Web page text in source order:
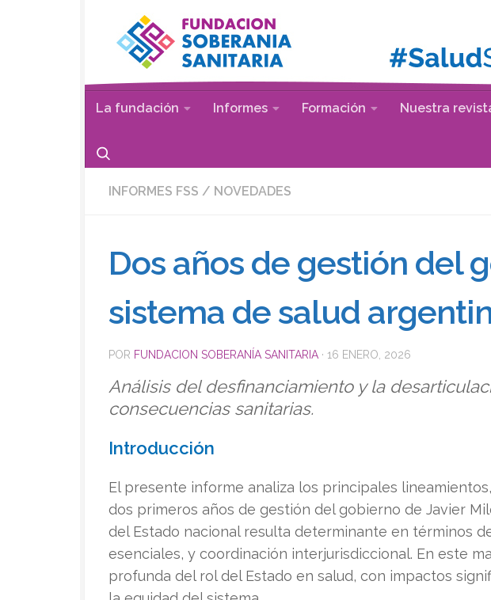
Saltar al contenido
La fundación Informes Formación Nuestra
INFORMES FSS / NOVEDADES
Dos años de gestión del
sistema de salud
POR FUNDACION SOBERANÍA SANITARIA · 16 ENERO, 2026
Análisis del desfinanciamiento y la
consecuencias sanitarias.
Introducción
El presente informe analiza los principales
dos primeros años de gestión del gobierno de Javier
del Estado nacional resulta determinante en términos
esenciales, y coordinación interjurisdiccional. En este
profunda del rol del Estado en salud, con impactos